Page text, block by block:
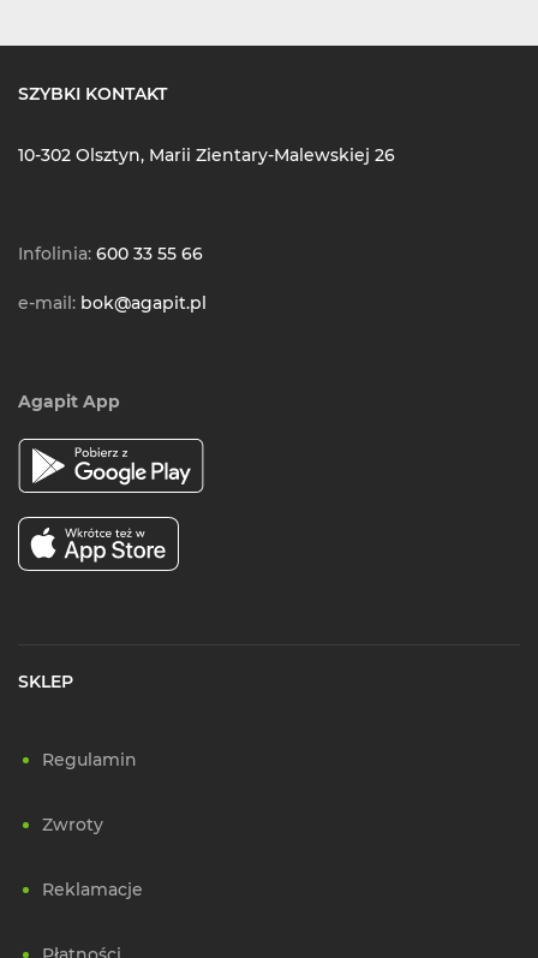
SZYBKI KONTAKT
10-302 Olsztyn, Marii Zientary-Malewskiej 26
Infolinia: 600 33 55 66
e-mail: bok@agapit.pl
Agapit App
SKLEP
Regulamin
Zwroty
Reklamacje